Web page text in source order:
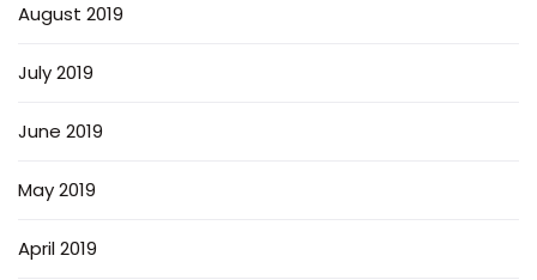
August 2019
July 2019
June 2019
May 2019
April 2019